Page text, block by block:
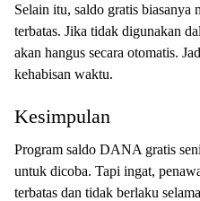
Selain itu, saldo gratis biasanya
terbatas. Jika tidak digunakan
akan hangus secara otomatis.
kehabisan waktu.
Kesimpulan
Program saldo DANA gratis
untuk dicoba. Tapi ingat,
terbatas dan tidak berlaku